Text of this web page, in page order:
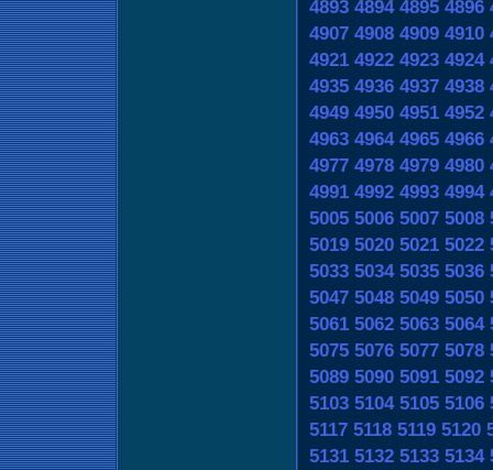
4893 4894 4895 4896
4907 4908 4909 4910
4921 4922 4923 4924
4935 4936 4937 4938
4949 4950 4951 4952
4963 4964 4965 4966
4977 4978 4979 4980
4991 4992 4993 4994
5005 5006 5007 5008
5019 5020 5021 5022
5033 5034 5035 5036
5047 5048 5049 5050
5061 5062 5063 5064
5075 5076 5077 5078
5089 5090 5091 5092
5103 5104 5105 5106
5117 5118 5119 5120
5131 5132 5133 5134